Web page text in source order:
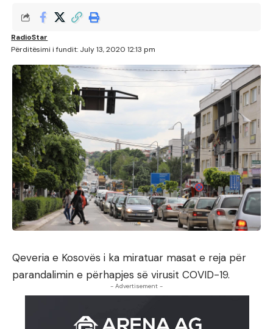
Përditësimi i fundit: July 13, 2020 12:13 pm
RadioStar
Qeveria e Kosovës i ka miratuar masat e reja për
parandalimin e përhapjes së virusit COVID-19.
- Advertisement -